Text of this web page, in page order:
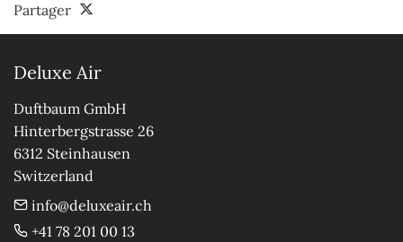
Partager
Deluxe Air
Duftbaum GmbH
Hinterbergstrasse 26
6312 Steinhausen
Switzerland
info@deluxeair.ch
+41 78 201 00 13